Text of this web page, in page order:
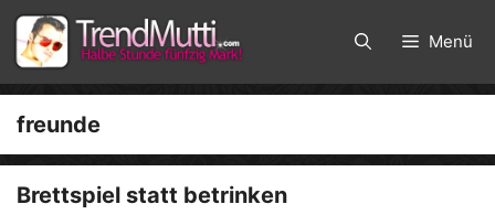
Zum
Inhalt
springen
Menü
freunde
Brettspiel statt betrinken